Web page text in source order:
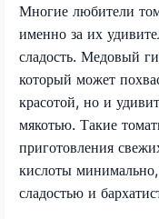
Многие любители
именно за их
сладость. Медовый
который может
красотой, но и
мякотью. Такие
приготовления
кислоты
сладостью и